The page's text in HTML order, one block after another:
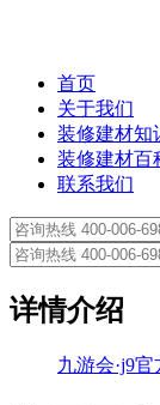
首页
关于我们
装修建材知
装修建材百
联系我们
详情介绍
九游会·j9